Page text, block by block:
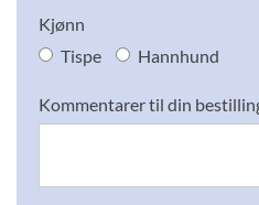
Kjønn
Tispe
Hannhund
Kommentarer til din